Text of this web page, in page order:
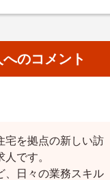
のコメント
宅を拠点の新しい訪
です。
、日々の業務スキル